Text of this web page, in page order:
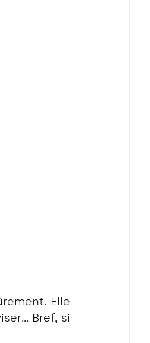
Elle
Bref, si